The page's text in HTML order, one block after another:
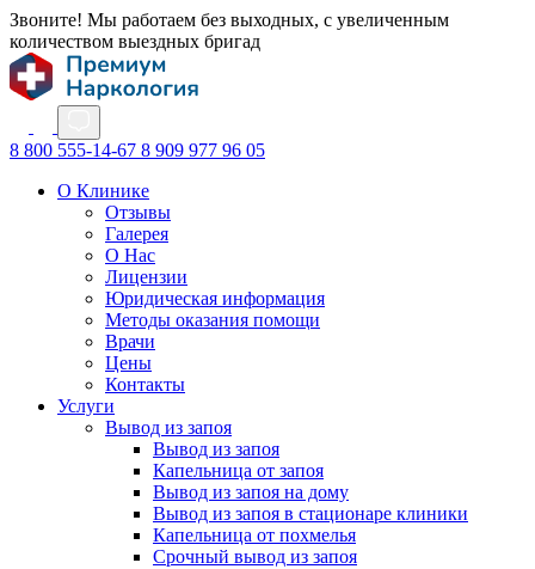
Звоните! Мы работаем без выходных, с увеличенным
количеством выездных бригад
8 800 555-14-67 8 909 977 96 05
О Клинике
Отзывы
Галерея
О Нас
Лицензии
Юридическая информация
Методы оказания помощи
Врачи
Цены
Контакты
Услуги
Вывод из запоя
Вывод из запоя
Капельница от запоя
Вывод из запоя на дому
Вывод из запоя в стационаре клиники
Капельница от похмелья
Срочный вывод из запоя